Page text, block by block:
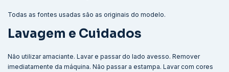
Todas as fontes usadas são as originais do modelo.
Lavagem e Cuidados
Não utilizar amaciante. Lavar e passar do lado avesso. Remover
imediatamente da máquina. Não passar a estampa. Lavar com cores